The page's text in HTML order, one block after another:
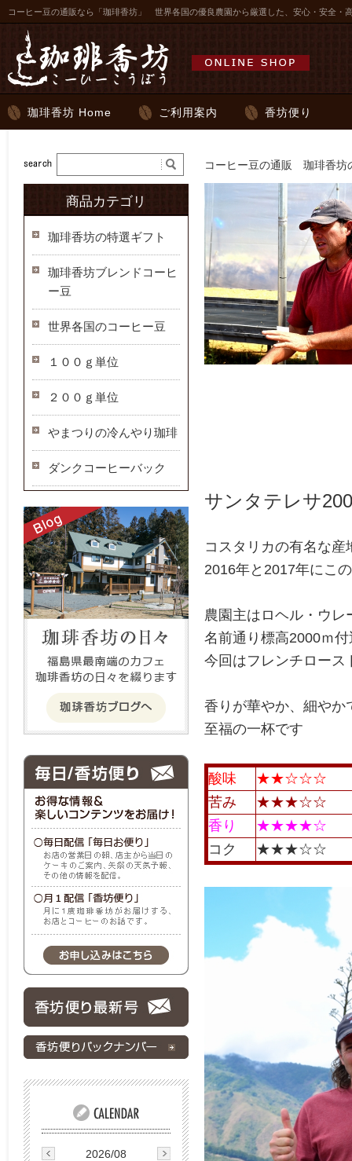
コーヒー豆の通販なら「珈琲香坊」 世界各国の優良農園から厳選した、安心・安全・
珈琲香坊 Home ご利用案内 香坊便り
コーヒー豆の通販 珈琲香坊
サンタテレサ
コスタリカの有名な
2016年と2017年にこ
農園主はロヘル・ウレ
名前通り標高2000ｍ
今回はフレンチロース
香りが華やか、細やか
至福の一杯です
酸味
★★☆☆☆
苦み
★★★☆☆
香り
★★★★☆
コク
★★★☆☆
商品カテゴリ
珈琲香坊の特選ギフト
珈琲香坊ブレンドコーヒ
ー豆
世界各国のコーヒー豆
１００ｇ単位
２００ｇ単位
やまつりの冷んやり珈琲
ダンクコーヒーバック
2026/08